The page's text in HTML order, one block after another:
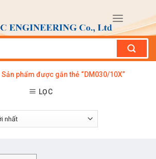
Sản phẩm được gắn thẻ “DM030/10X”
LỌC